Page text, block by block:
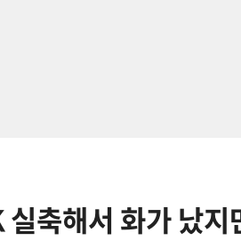
실축해서 화가 났지